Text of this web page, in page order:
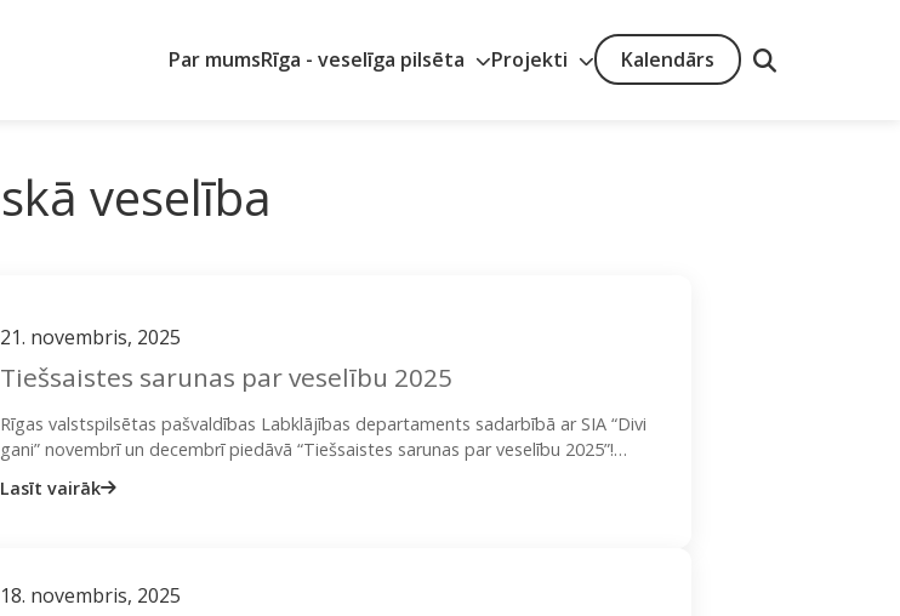
Par mumsRīga - veselīga pilsēta Projekti Kalendārs
veselība
21. novembris, 2025
Tiešsaistes sarunas par veselību 2025
Rīgas valstspilsētas pašvaldības Labklājības departaments sadarbībā ar SIA “Divi
gani” novembrī un decembrī piedāvā “Tiešsaistes sarunas par veselību 2025”!
Lasīt vairāk
18. novembris, 2025